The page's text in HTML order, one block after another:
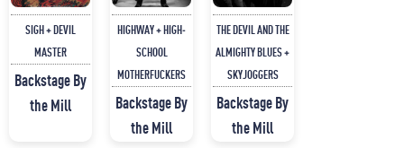
SIGH + DEVIL
MASTER
Backstage By
the Mill
HIGHWAY + HIGH-
SCHOOL
MOTHERFUCKERS
Backstage By
the Mill
THE DEVIL AND THE
ALMIGHTY BLUES +
SKYJOGGERS
Backstage By
the Mill